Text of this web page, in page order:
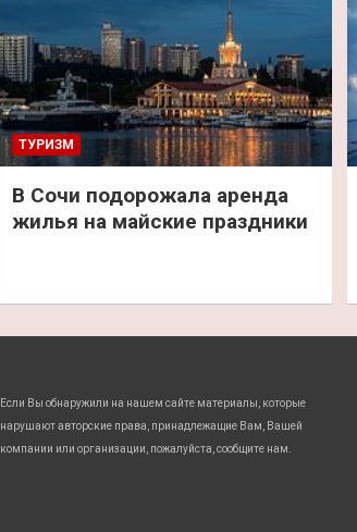
ТУРИЗМ
В Сочи подорожала аренда
жилья на майские праздники
Если Вы обнаружили на нашем сайте материалы, которые
нарушают авторские права, принадлежащие Вам, Вашей
компании или организации, пожалуйста, сообщите нам.